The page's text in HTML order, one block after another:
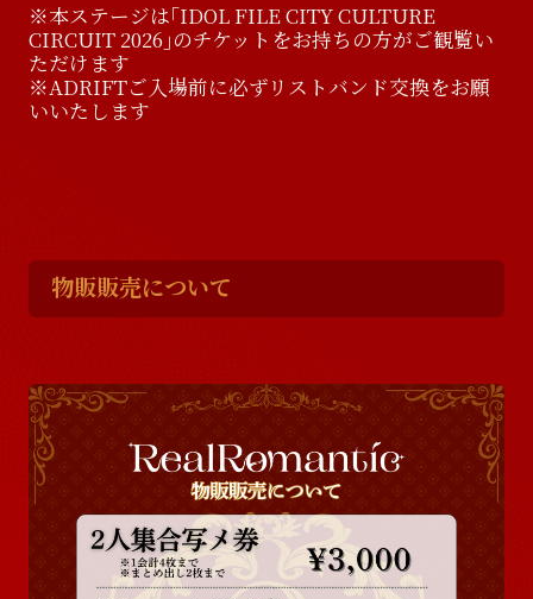
※本ステージは｢IDOL FILE CITY CULTURE
CIRCUIT 2026｣のチケットをお持ちの方がご観覧い
ただけます
※ADRIFTご入場前に必ずリストバンド交換をお願
いいたします
物販販売について